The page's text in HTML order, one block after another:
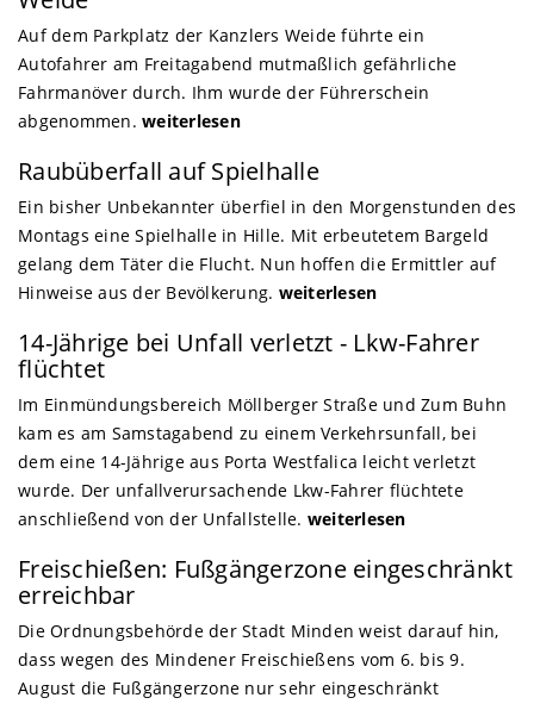
Auf dem Parkplatz der Kanzlers Weide führte ein
Autofahrer am Freitagabend mutmaßlich gefährliche
Fahrmanöver durch. Ihm wurde der Führerschein
abgenommen. weiterlesen
Raubüberfall auf Spielhalle
Ein bisher Unbekannter überfiel in den Morgenstunden des
Montags eine Spielhalle in Hille. Mit erbeutetem Bargeld
gelang dem Täter die Flucht. Nun hoffen die Ermittler auf
Hinweise aus der Bevölkerung. weiterlesen
14-Jährige bei Unfall verletzt - Lkw-Fahrer
flüchtet
Im Einmündungsbereich Möllberger Straße und Zum Buhn
kam es am Samstagabend zu einem Verkehrsunfall, bei
dem eine 14-Jährige aus Porta Westfalica leicht verletzt
wurde. Der unfallverursachende Lkw-Fahrer flüchtete
anschließend von der Unfallstelle. weiterlesen
Freischießen: Fußgängerzone eingeschränkt
erreichbar
Die Ordnungsbehörde der Stadt Minden weist darauf hin,
dass wegen des Mindener Freischießens vom 6. bis 9.
August die Fußgängerzone nur sehr eingeschränkt